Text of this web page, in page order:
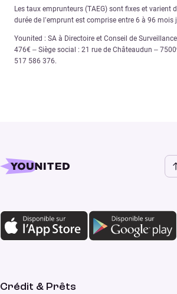
Les taux emprunteurs (TAEG) sont fixes et varient
durée de l’emprunt est comprise entre 6 à 96
Younited : SA à Directoire et Conseil de
476€ – Siège social : 21 rue de Châteaudun –
517 586 376.
Crédit & Prêts